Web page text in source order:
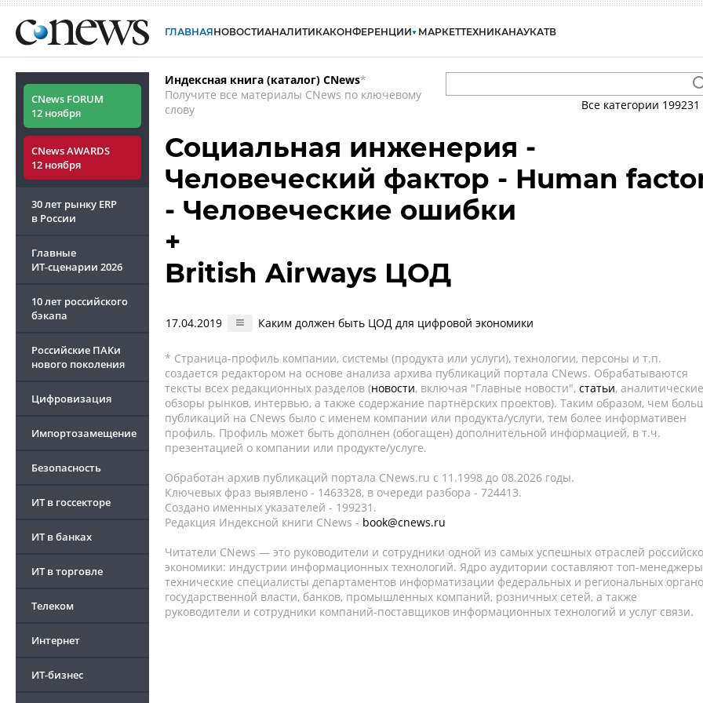
ГЛАВНАЯНОВОСТИАНАЛИТИКАКОНФЕРЕНЦИИ МАРКЕТТЕХНИКАНАУКАТВ
CNews FORUM
12 ноября
CNews AWARDS
12 ноября
30 лет рынку ERP
в России
Главные
ИТ-сценарии 2026
10 лет российского
бэкапа
Российские ПАКи
нового поколения
Цифровизация
Импортозамещение
Безопасность
ИТ в госсекторе
ИТ в банках
ИТ в торговле
Телеком
Интернет
ИТ-бизнес
Индексная книга (каталог) CNews*
Получите все материалы CNews по ключевому
слову
Все категории 199231
Социальная инженерия -
Человеческий фактор - Human
- Человеческие ошибки
+
British Airways ЦОД
17.04.2019 Каким должен быть ЦОД для цифровой экономики
* Страница-профиль компании, системы (продукта или услуги), технологии, персоны и т.п.
создается редактором на основе анализа архива публикаций портала CNews. Обрабатываются
тексты всех редакционных разделов (новости, включая "Главные новости", статьи, аналитические
обзоры рынков, интервью, а также содержание партнёрских проектов). Таким образом, чем
публикаций на CNews было с именем компании или продукта/услуги, тем более информативен
профиль. Профиль может быть дополнен (обогащен) дополнительной информацией, в т.ч.
презентацией о компании или продукте/услуге.
Обработан архив публикаций портала CNews.ru c 11.1998 до 08.2026 годы.
Ключевых фраз выявлено - 1463328, в очереди разбора - 724413.
Создано именных указателей - 199231.
Редакция Индексной книги CNews - book@cnews.ru
Читатели CNews — это руководители и сотрудники одной из самых успешных отраслей
экономики: индустрии информационных технологий. Ядро аудитории составляют топ-
технические специалисты департаментов информатизации федеральных и региональных
государственной власти, банков, промышленных компаний, розничных сетей, а также
руководители и сотрудники компаний-поставщиков информационных технологий и услуг связи.